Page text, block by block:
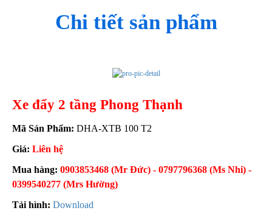
Chi tiết sản phẩm
Xe đẩy 2 tầng Phong Thạnh
Mã Sản Phẩm: DHA-XTB 100 T2
Giá: Liên hệ
Mua hàng: 0903853468 (Mr Đức) - 0797796368 (Ms Nhi) -
0399540277 (Mrs Hường)
Tải hình: Download